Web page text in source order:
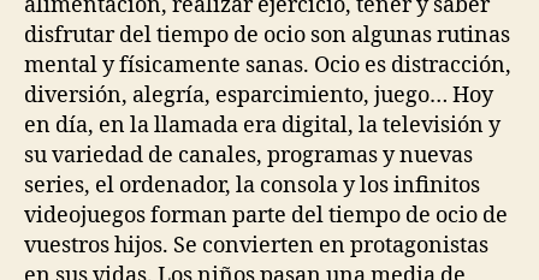
alimentación, realizar ejercicio, tener y saber
disfrutar del tiempo de ocio son algunas rutinas
mental y físicamente sanas. Ocio es distracción,
diversión, alegría, esparcimiento, juego… Hoy
en día, en la llamada era digital, la televisión y
su variedad de canales, programas y nuevas
series, el ordenador, la consola y los infinitos
videojuegos forman parte del tiempo de ocio de
vuestros hijos. Se convierten en protagonistas